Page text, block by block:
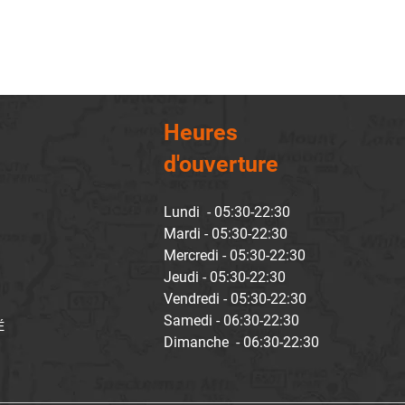
Heures
d'ouverture
Lundi - 05:30-22:30
Mardi - 05:30-22:30
Mercredi - 05:30-22:30
Jeudi - 05:30-22:30
Vendredi - 05:30-22:30
Samedi - 06:30-22:30
Dimanche - 06:30-22:30